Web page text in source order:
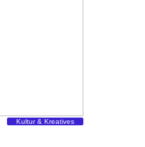
Kultur & Kreatives